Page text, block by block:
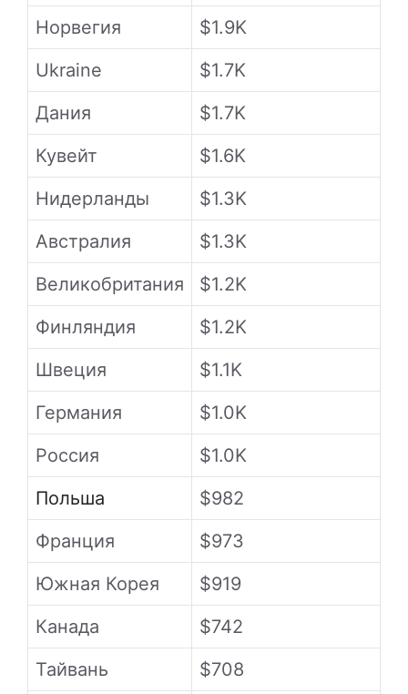
Норвегия
$1.9K
Ukraine
$1.7K
Дания
$1.7K
Кувейт
$1.6K
Нидерланды
$1.3K
Австралия
$1.3K
Великобритания
$1.2K
Финляндия
$1.2K
Швеция
$1.1K
Германия
$1.0K
Россия
$1.0K
Польша
$982
Франция
$973
Южная Корея
$919
Канада
$742
Тайвань
$708